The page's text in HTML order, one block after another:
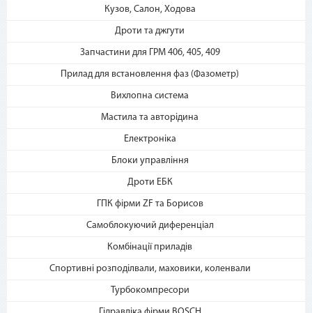
Кузов, Салон, Ходова
Дроти та джгути
Запчастини для ГРМ 406, 405, 409
Прилад для встановлення фаз (Фазометр)
Вихлопна система
Мастила та авторідина
Електроніка
Блоки управління
Дроти ЕБК
ГПК фірми ZF та Борисов
Самоблокуючий диференціал
Комбінації приладів
Спортивні розподілвали, маховики, коленвали
Турбокомпресори
«Мгновенная рассрочка»
3. Укажите количество
покупку. С Вашей карты